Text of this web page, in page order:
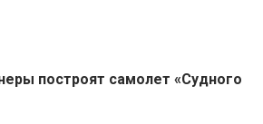
построят самолет «Судного